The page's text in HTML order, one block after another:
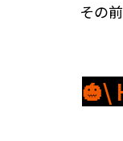
その前
🎃\